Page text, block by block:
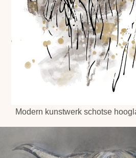
Modern kunstwerk schotse